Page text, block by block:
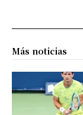
Más noticias